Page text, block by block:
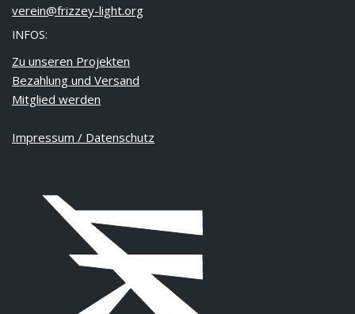
verein@frizzey-light.org
INFOS:
Zu unseren Projekten
Bezahlung und Versand
Mitglied werden
Impressum / Datenschutz